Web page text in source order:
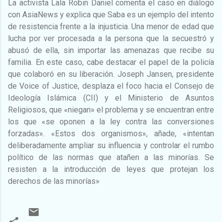
La activista Lala Robin Daniel comenta el caso en diálogo
con AsiaNews y explica que Saba es un ejemplo del intento
de resistencia frente a la injusticia. Una menor de edad que
lucha por ver procesada a la persona que la secuestró y
abusó de ella, sin importar las amenazas que recibe su
familia. En este caso, cabe destacar el papel de la policía
que colaboró en su liberación. Joseph Jansen, presidente
de Voice of Justice, desplaza el foco hacia el Consejo de
Ideología Islámica (CII) y el Ministerio de Asuntos
Religiosos, que «niegan» el problema y se encuentran entre
los que «se oponen a la ley contra las conversiones
forzadas». «Estos dos organismos», añade, «intentan
deliberadamente ampliar su influencia y controlar el rumbo
político de las normas que atañen a las minorías. Se
resisten a la introducción de leyes que protejan los
derechos de las minorías»